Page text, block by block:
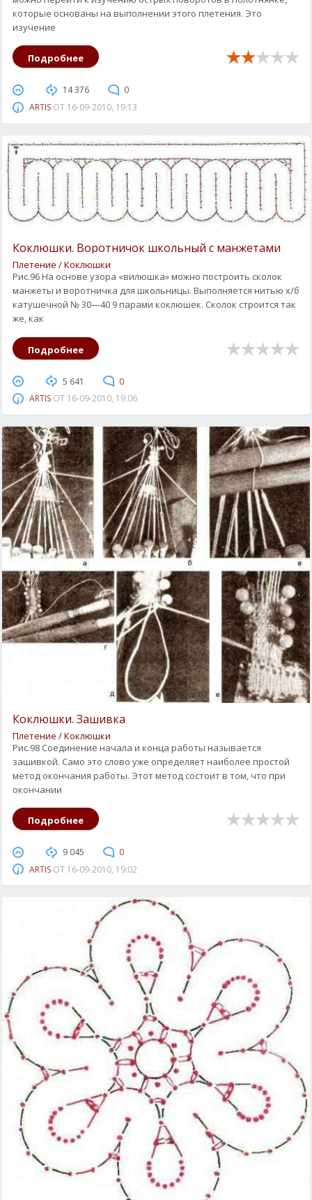
которые основаны на выполнении этого плетения. Это
изучение
Подробнее
14 376
0
ARTISОТ 16-09-2010, 19:13
Коклюшки. Воротничок школьный с манжетами
Плетение /Коклюшки
Рис.96 На основе узора «вилюшка» можно построить сколок
манжеты и воротничка для школьницы. Выполняется нитью х/б
катушечной № 30—40 9 парами коклюшек. Сколок строится так
же, как
Подробнее
5 641
0
ARTISОТ 16-09-2010, 19:06
Коклюшки. Зашивка
Плетение /Коклюшки
Рис.98 Соединение начала и конца работы называется
зашивкой. Само это слово уже определяет наиболее простой
метод окончания работы. Этот метод состоит в том, что при
окончании
Подробнее
9 045
0
ARTISОТ 16-09-2010, 19:02